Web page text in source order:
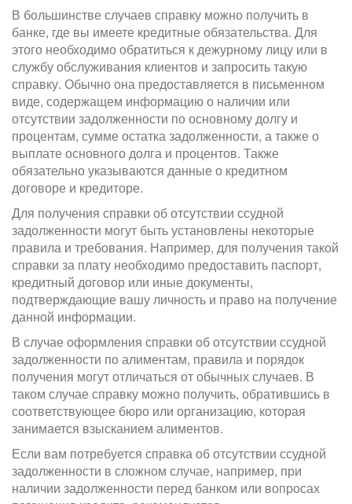
В большинстве случаев справку можно получить в
банке, где вы имеете кредитные обязательства. Для
этого необходимо обратиться к дежурному лицу или в
службу обслуживания клиентов и запросить такую
справку. Обычно она предоставляется в письменном
виде, содержащем информацию о наличии или
отсутствии задолженности по основному долгу и
процентам, сумме остатка задолженности, а также о
выплате основного долга и процентов. Также
обязательно указываются данные о кредитном
договоре и кредиторе.
Для получения справки об отсутствии ссудной
задолженности могут быть установлены некоторые
правила и требования. Например, для получения такой
справки за плату необходимо предоставить паспорт,
кредитный договор или иные документы,
подтверждающие вашу личность и право на получение
данной информации.
В случае оформления справки об отсутствии ссудной
задолженности по алиментам, правила и порядок
получения могут отличаться от обычных случаев. В
таком случае справку можно получить, обратившись в
соответствующее бюро или организацию, которая
занимается взысканием алиментов.
Если вам потребуется справка об отсутствии ссудной
задолженности в сложном случае, например, при
наличии задолженности перед банком или вопросах